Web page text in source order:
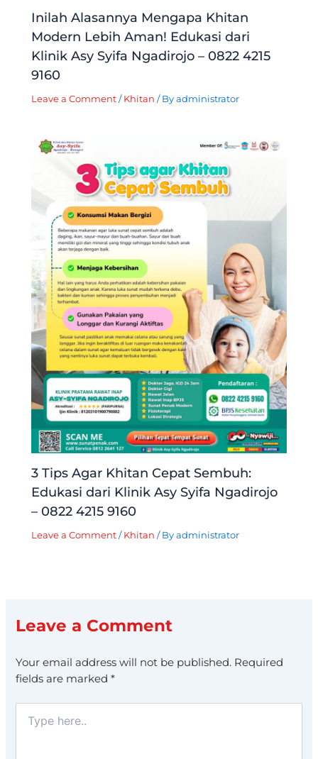
Inilah Alasannya Mengapa Khitan
Modern Lebih Aman! Edukasi dari
Klinik Asy Syifa Ngadirojo – 0822 4215
9160
Leave a Comment / Khitan / Byadministrator
3 Tips Agar Khitan Cepat Sembuh:
Edukasi dari Klinik Asy Syifa Ngadirojo
– 0822 4215 9160
Leave a Comment / Khitan / Byadministrator
Leave a Comment
Your email address will not be published. Required
fields are marked*
here..